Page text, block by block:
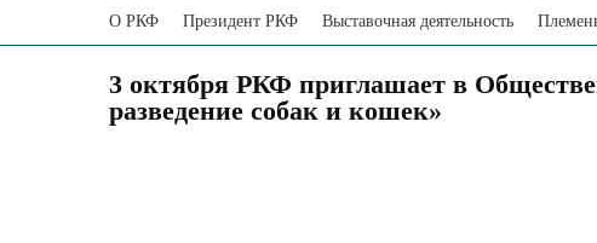
О РКФ Президент РКФ Выставочная деятельность
3 октября РКФ приглашает в
разведение собак и кошек»